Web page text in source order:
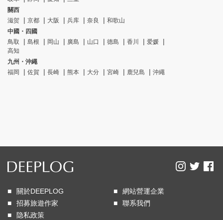
關西
滋贺
京都 大阪 兵库 奈良
和歌山
中國・四國
鳥取
島根 岡山 廣島 山口 德島 香川
爱媛
高知
九州・沖繩
福岡
佐賀 長崎 熊本 大分 宮崎 鹿兒島 沖繩
關於DEEPLOG
網站營運企業
招募旅遊作家
聯系我們
隐私政策